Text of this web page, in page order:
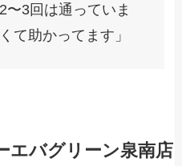
〜3回は通っていま
て助かってます」
エバグリーン泉南店